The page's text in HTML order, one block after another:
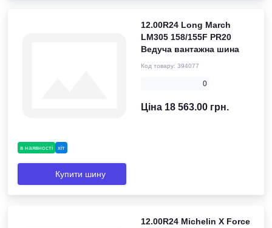
в наявності хіт
12.00R24 Long March
LM305 158/155F PR20
Ведуча вантажна шина
Код товару: 394077
0
Ціна 18 563.00 грн.
Купити шину
12.00R24 Michelin X Force